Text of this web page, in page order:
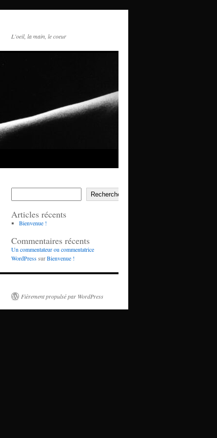
L'oeil, la main, le coeur
Rechercher
Articles récents
Bienvenue !
Commentaires récents
Un commentateur ou commentatrice
WordPresssurBienvenue !
Fièrement propulsé par WordPress